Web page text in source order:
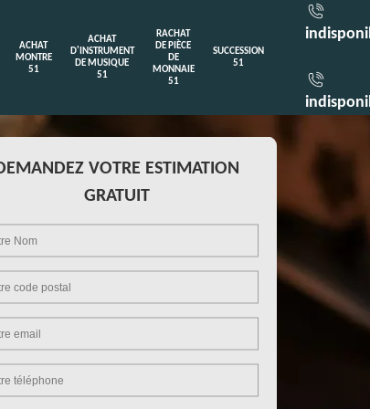
ACHAT
MONTRE
51
ACHAT
D'INSTRUMENT
DE MUSIQUE
51
RACHAT
DE PIÈCE
DE
MONNAIE
51
SUCCESSION
51
VOTRE ESTIMATION
GRATUIT